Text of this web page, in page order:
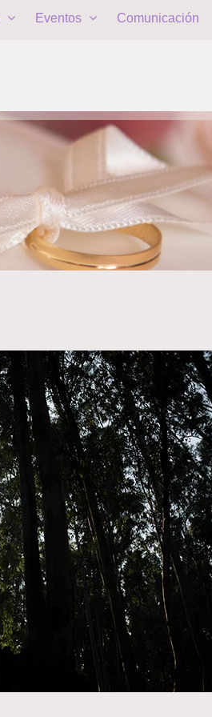
Eventos Comunicación